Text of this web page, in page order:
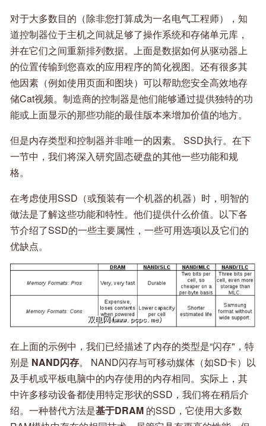
对于大多数目的（除非您打算成为一名电气工程师），知
道控制器位于主机之间就足够了操作系统和存储单元库，
并在它们之间重新排列数据。上面是数据如何从驱动器上
的位置传输到您喜欢的应用程序的简化视图。还有很多其
他因素（例如使用页面和图块）可以帮助您安全高效地存
储Cat视频。制造商的控制器是他们能够通过提供独特的功
能或上面显示的那些功能的最佳版本来增加价值的地方。
但是内存类型和控制器并非唯一的因素。 SSD执行。在下
一节中，我们将深入研究固态硬盘的其他一些功能和规
格。
在考虑使用SSD（或预装有一个机器的机器）时，明智的
做法是了解这些功能和特性。他们提供什么价值。以下各
节介绍了SSD的一些主要属性，一些可用选项以及它们的
优缺点。
在上面的示例中，我们已经描述了内存的类型是“闪存"，特
别是 NAND闪存。 NAND闪存与可移动媒体（如SD卡）以
及手机或平板电脑中的内存使用的内存相同。实际上，其
中许多移动设备都使用特定形状的SSD，我们将在稍后介
绍。一种替代方法是基于DRAM 的SSD，它使用大多数